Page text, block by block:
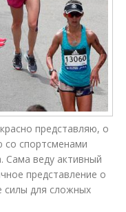
представляю, о
со спортсменами
Сама веду активный
представление о
силы для сложных